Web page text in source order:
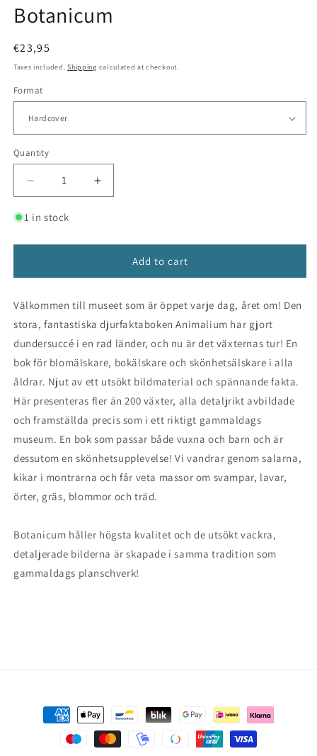
1
in
Botanicum
Regular
price
€23,95
Taxes included.Shipping calculated at checkout.
Format
Quantity
Decrease
quantity
for
Increase
quantity
1 in stock
Add to cart
Välkommen till museet som är öppet varje dag, året om! Den
stora, fantastiska djurfaktaboken Animalium har gjort
dundersuccé i en rad länder, och nu är det växternas tur! En
bok för blomälskare, bokälskare och skönhetsälskare i alla
åldrar. Njut av ett utsökt bildmaterial och spännande fakta.
Här presenteras fler än 200 växter, alla detaljrikt avbildade
och framställda precis som i ett riktigt gammaldags
museum. En bok som passar både vuxna och barn och är
dessutom en skönhetsupplevelse! Vi vandrar genom salarna,
kikar i montrarna och får veta massor om svampar, lavar,
örter, gräs, blommor och träd.
Botanicum håller högsta kvalitet och de utsökt vackra,
detaljerade bilderna är skapade i samma tradition som
gammaldags planschverk!
Payment
methods